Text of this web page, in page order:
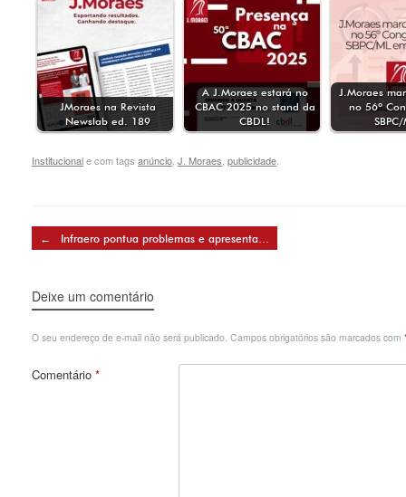
JMoraes na Revista
Newslab ed. 189
A J.Moraes estará no
CBAC 2025 no stand da
CBDL!
J.Moraes
no 56º
Institucionale com tags anúncio J. Moraes publicidade
Post navigation
← Infraero pontua problemas e apresenta…
Deixe um comentário
O seu endereço de e-mail não será publicado. Campos obrigatórios são marcados com
Comentário *